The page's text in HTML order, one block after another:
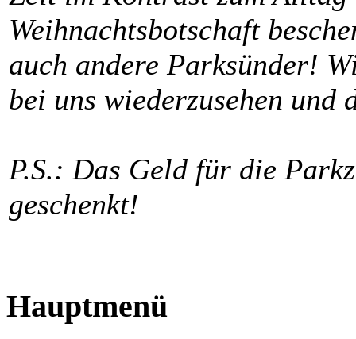
Weihnachtsbotschaft
auch andere Parksünder!
bei uns wiederzusehen und
P.S.: Das Geld für die
geschenkt!
Hauptmenü